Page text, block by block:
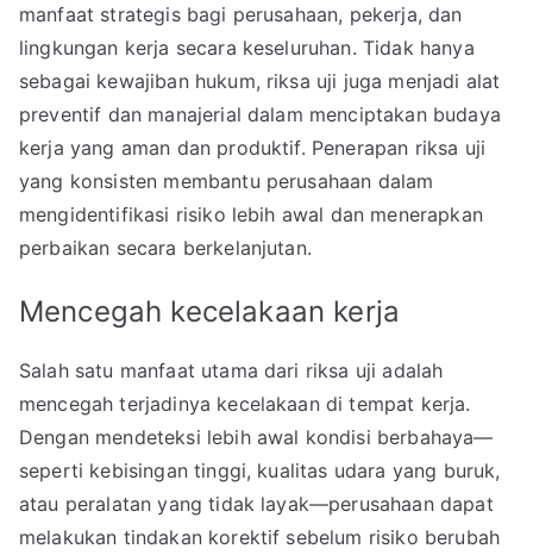
manfaat strategis bagi perusahaan, pekerja, dan
lingkungan kerja secara keseluruhan. Tidak hanya
sebagai kewajiban hukum, riksa uji juga menjadi alat
preventif dan manajerial dalam menciptakan budaya
kerja yang aman dan produktif. Penerapan riksa uji
yang konsisten membantu perusahaan dalam
mengidentifikasi risiko lebih awal dan menerapkan
perbaikan secara berkelanjutan.
Mencegah kecelakaan kerja
Salah satu manfaat utama dari riksa uji adalah
mencegah terjadinya kecelakaan di tempat kerja.
Dengan mendeteksi lebih awal kondisi berbahaya—
seperti kebisingan tinggi, kualitas udara yang buruk,
atau peralatan yang tidak layak—perusahaan dapat
melakukan tindakan korektif sebelum risiko berubah